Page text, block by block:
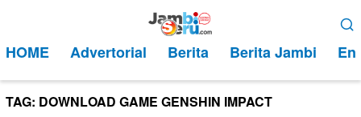
kontenMobile
HOME Advertorial Berita Berita Jambi
TAG: DOWNLOAD GAME GENSHIN IMPACT